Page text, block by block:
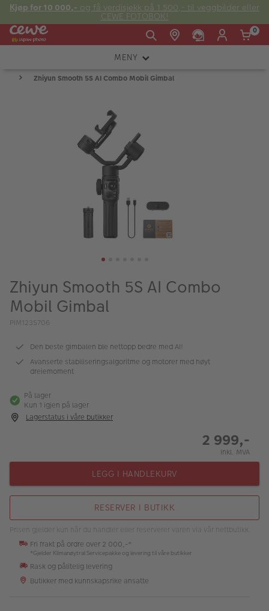
Kjøp for 10 000,- og få verdisjekk på 1 500,- til veggbilder eller
CEWE FOTOBOK!
Fre:
20:00
E-post:
kundeservice@japanphoto.no
0
MENY
KAMERA
Kampanjer
Merker
Lagersalg
Bildeprodukter
Fotokurs
Butikkoversikt
Zhiyun Smooth 5S AI Combo Mobil Gimbal
Zhiyun Smooth 5S AI Combo
Mobil Gimbal
PIM1235706
Den beste gimbalen ble nettopp bedre med AI!
Avanserte stabiliseringsalgoritme og motorer med høyt
dreiemoment
På lager
Kun 1 igjen på lager
Lagerstatus i våre butikker
2 999,-
Inkl. MVA
LEGG I HANDLEKURV
RESERVER I BUTIKK
Prisen gjelder kun når du handler eller reserverer varen via vår nettbutikk.
Fri frakt på ordre over 2 000,-*
*Gjelder Klimanøytral Servicepakke og levering til våre butikker
Rask og pålitelig levering
Butikker med kunnskapsrike ansatte